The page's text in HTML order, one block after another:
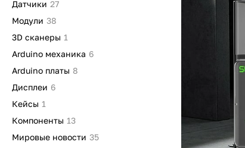
Датчики 27
Модули 38
3D сканеры 1
Arduino механика 6
Arduino платы 8
Дисплеи 6
Кейсы 1
Компоненты 13
Мировые новости 35